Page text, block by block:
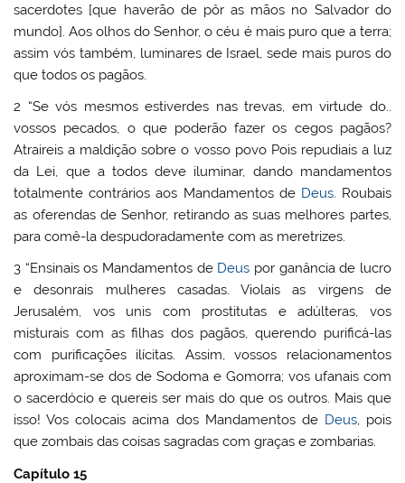
sacerdotes [que haverão de pôr as mãos no Salvador do
mundo]. Aos olhos do Senhor, o céu é mais puro que a terra;
assim vós também, luminares de Israel, sede mais puros do
que todos os pagãos.
2 “Se vós mesmos estiverdes nas trevas, em virtude do..
vossos pecados, o que poderão fazer os cegos pagãos?
Atraireis a maldição sobre o vosso povo Pois repudiais a luz
da Lei, que a todos deve iluminar, dando mandamentos
totalmente contrários aos Mandamentos de Deus. Roubais
as oferendas de Senhor, retirando as suas melhores partes,
para comê-la despudoradamente com as meretrizes.
3 “Ensinais os Mandamentos de Deus por ganância de lucro
e desonrais mulheres casadas. Violais as virgens de
Jerusalém, vos unis com prostitutas e adúlteras, vos
misturais com as filhas dos pagãos, querendo purificá-las
com purificações ilícitas. Assim, vossos relacionamentos
aproximam-se dos de Sodoma e Gomorra; vos ufanais com
o sacerdócio e quereis ser mais do que os outros. Mais que
isso! Vos colocais acima dos Mandamentos de Deus, pois
que zombais das coisas sagradas com graças e zombarias.
Capítulo 15